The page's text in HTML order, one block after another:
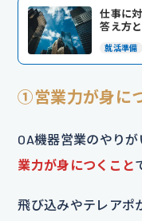
仕事に
答え方
就活準備
①営業力が身に
OA機器営業のやりが
業力が身につくこと
飛び込みやテレアポ